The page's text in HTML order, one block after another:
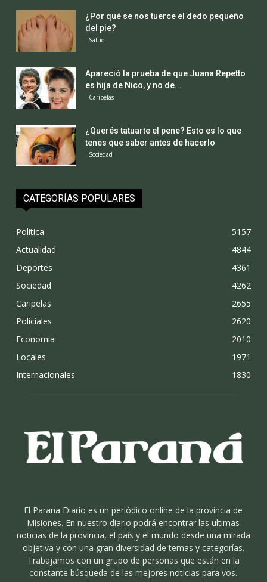
¿Por qué se nos tuerce el dedo pequeño
del pie?
Salud
Apareció la prueba de que Juana Repetto
es hija de Nico, y no de...
Caripelas
¿Querés tatuarte el pene? Esto es lo que
tenes que saber antes de hacerlo
Sociedad
CATEGORÍAS POPULARES
Politica
5157
Actualidad
4844
Deportes
4361
Sociedad
4262
Caripelas
2655
Policiales
2620
Economia
2010
Locales
1971
Internacionales
1830
El Parana Diario es un periódico online de la provincia de
Misiones. En nuestro diario podrá encontrar las ultimas
noticias de la provincia, el país y el mundo desde una mirada
objetiva y con una gran diversidad de temas y categorías.
Trabajamos con un grupo de personas que están en la
constante búsqueda de las mejores noticias para vos.